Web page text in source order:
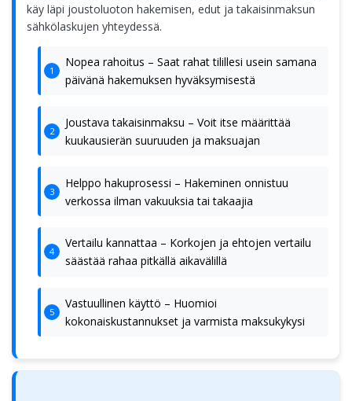
käy läpi joustoluoton hakemisen, edut ja takaisinmaksun
sähkölaskujen yhteydessä.
Nopea rahoitus – Saat rahat tilillesi usein samana
päivänä hakemuksen hyväksymisestä
Joustava takaisinmaksu – Voit itse määrittää
kuukausierän suuruuden ja maksuajan
Helppo hakuprosessi – Hakeminen onnistuu
verkossa ilman vakuuksia tai takaajia
Vertailu kannattaa – Korkojen ja ehtojen vertailu
säästää rahaa pitkällä aikavälillä
Vastuullinen käyttö – Huomioi
kokonaiskustannukset ja varmista maksukykysi